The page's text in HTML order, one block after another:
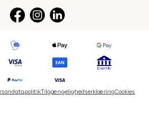
TilgængelighedserklæringCookies